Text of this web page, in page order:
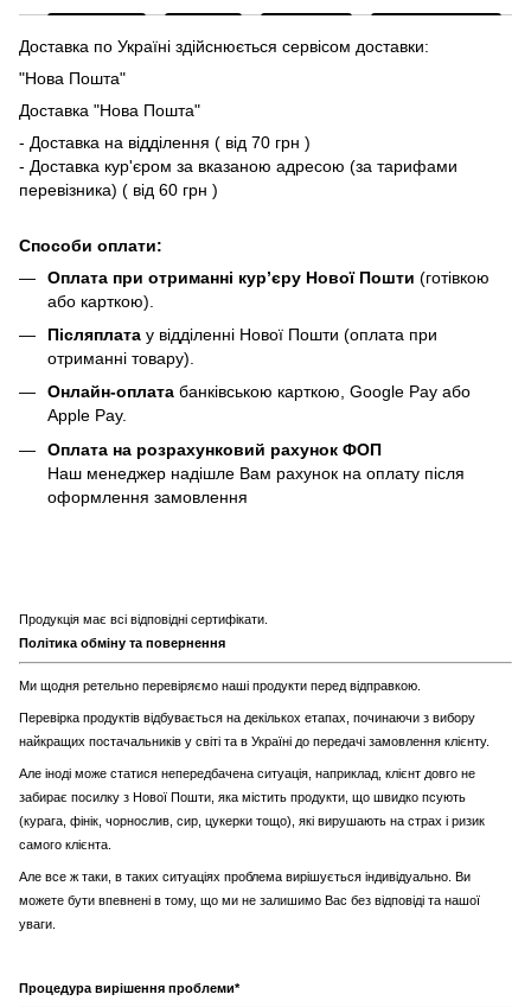
Доставка по Україні здійснюється сервісом доставки:
"Нова Пошта"
Доставка "Нова Пошта"
- Доставка на відділення ( від 70 грн )
- Доставка кур'єром за вказаною адресою (за тарифами
перевізника) ( від 60 грн )
Способи оплати:
Оплата при отриманні кур’єру Нової Пошти (готівкою
або карткою).
Післяплата у відділенні Нової Пошти (оплата при
отриманні товару).
Онлайн-оплата банківською карткою, Google Pay або
Apple Pay.
Оплата на розрахунковий рахунок ФОП
Наш менеджер надішле Вам рахунок на оплату після
оформлення замовлення
Продукція має всі відповідні сертифікати.
Політика обміну та повернення
Ми щодня ретельно перевіряємо наші продукти перед відправкою.
Перевірка продуктів відбувається на декількох етапах, починаючи з вибору
найкращих постачальників у світі та в Україні до передачі замовлення клієнту.
Але іноді може статися непередбачена ситуація, наприклад, клієнт довго не
забирає посилку з Нової Пошти, яка містить продукти, що швидко псують
(курага, фінік, чорнослив, сир, цукерки тощо), які вирушають на страх і ризик
самого клієнта.
Але все ж таки, в таких ситуаціях проблема вирішується індивідуально. Ви
можете бути впевнені в тому, що ми не залишимо Вас без відповіді та нашої
уваги.
Процедура вирішення проблеми*